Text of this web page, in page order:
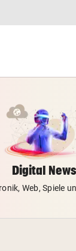
Digital News
Web, Spiele